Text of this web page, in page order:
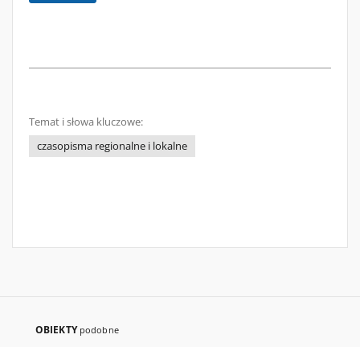
Temat i słowa kluczowe:
czasopisma regionalne i lokalne
OBIEKTY podobne